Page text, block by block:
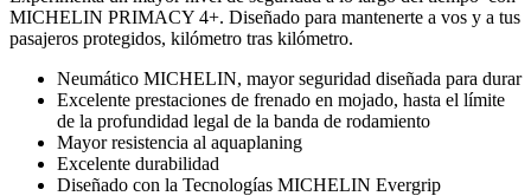
MICHELIN PRIMACY 4+. Diseñado para mantenerte a vos y a tus
pasajeros protegidos, kilómetro tras kilómetro.
Neumático MICHELIN, mayor seguridad diseñada para durar
Excelente prestaciones de frenado en mojado, hasta el límite
de la profundidad legal de la banda de rodamiento
Mayor resistencia al aquaplaning
Excelente durabilidad
Diseñado con la Tecnologías MICHELIN Evergrip